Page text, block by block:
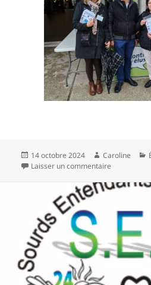
Publié
le
14 octobre 2024 Auteur
Caroline
Laisser un commentaire